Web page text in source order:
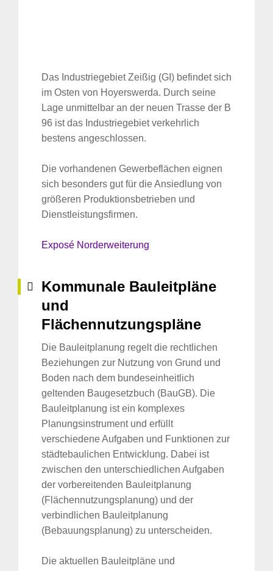
Das Industriegebiet Zeißig (GI) befindet sich
im Osten von Hoyerswerda. Durch seine
Lage unmittelbar an der neuen Trasse der B
96 ist das Industriegebiet verkehrlich
bestens angeschlossen.
Die vorhandenen Gewerbeflächen eignen
sich besonders gut für die Ansiedlung von
größeren Produktionsbetrieben und
Dienstleistungsfirmen.
Exposé Norderweiterung
Kommunale Bauleitpläne
und
Flächennutzungspläne
Die Bauleitplanung regelt die rechtlichen
Beziehungen zur Nutzung von Grund und
Boden nach dem bundeseinheitlich
geltenden Baugesetzbuch (BauGB). Die
Bauleitplanung ist ein komplexes
Planungsinstrument und erfüllt
verschiedene Aufgaben und Funktionen zur
städtebaulichen Entwicklung. Dabei ist
zwischen den unterschiedlichen Aufgaben
der vorbereitenden Bauleitplanung
(Flächennutzungsplanung) und der
verbindlichen Bauleitplanung
(Bebauungsplanung) zu unterscheiden.
Die aktuellen Bauleitpläne und